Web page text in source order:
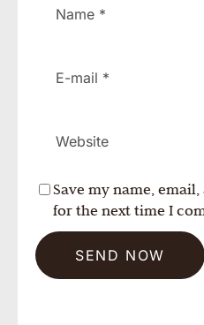
Save my name,
for the next time I
SEND NOW